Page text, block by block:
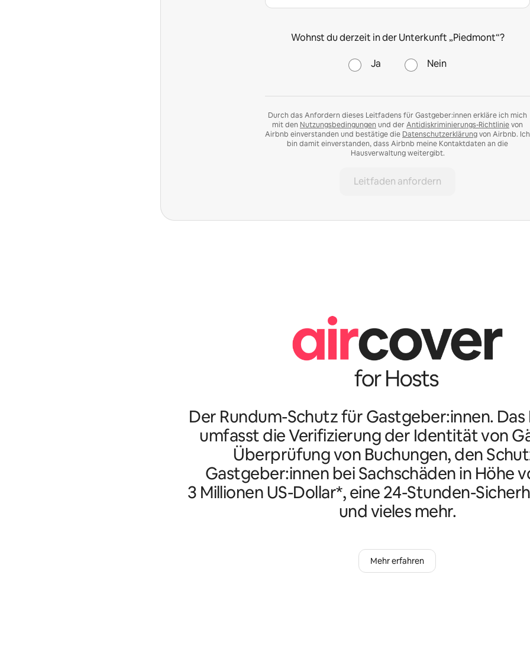
Wohnst du derzeit in der Unterkunft „Piedmont“?
Ja Nein
Durch das Anfordern dieses Leitfadens für Gastgeber:innen erkläre ich mich
mit den Nutzungsbedingungen und der Antidiskriminierungs-Richtlinievon
Airbnb einverstanden und bestätige die Datenschutzerklärungvon Airbnb. Ich
bin damit einverstanden, dass Airbnb meine Kontaktdaten an die
Hausverwaltung weitergibt.
Leitfaden anfordern
Der Rundum-Schutz für Gastgeber:innen.
umfasst die Verifizierung der Identität von
Überprüfung von Buchungen, den
Gastgeber:innen bei Sachschäden in Höhe
3 Millionen US-Dollar*, eine 24-Stunden-
und vieles mehr.
Mehr erfahren